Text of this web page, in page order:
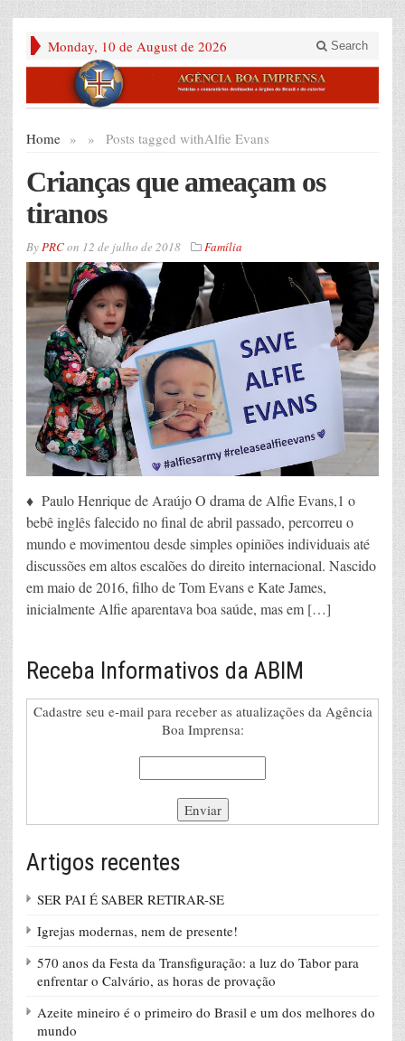
Monday, 10 de August de 2026 Search
Home » Posts tagged with
» Alfie Evans
Crianças que ameaçam os
tiranos
ByPRCon 12 de julho de 2018 Família
♦ Paulo Henrique de Araújo O drama de Alfie Evans,1 o
bebê inglês falecido no final de abril passado, percorreu o
mundo e movimentou desde simples opiniões individuais até
discussões em altos escalões do direito internacional. Nascido
em maio de 2016, filho de Tom Evans e Kate James,
inicialmente Alfie aparentava boa saúde, mas em […]
Receba Informativos da ABIM
Cadastre seu e-mail para receber as atualizações da Agência
Boa Imprensa:
Artigos recentes
SER PAI É SABER RETIRAR-SE
Igrejas modernas, nem de presente!
570 anos da Festa da Transfiguração: a luz do Tabor para
enfrentar o Calvário, as horas de provação
Azeite mineiro é o primeiro do Brasil e um dos melhores do
mundo